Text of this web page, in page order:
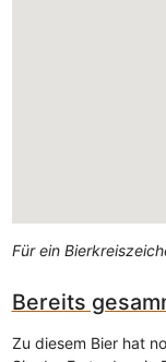
Für ein
Bereits
Zu diesem Bier hat